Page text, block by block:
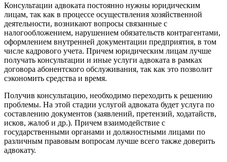
Консультации адвоката постоянно нужны юридическим
лицам, так как в процессе осуществления хозяйственной
деятельности, возникают вопросы связанные с
налогообложением, нарушением обязательств контрагентами,
оформлением внутренней документации предприятия, в том
числе кадрового учета. Причем юридическим лицам лучше
получать консультации и иные услуги адвоката в рамках
договора абонентского обслуживания, так как это позволит
сэкономить средства и время.
Получив консультацию, необходимо переходить к решению
проблемы. На этой стадии услугой адвоката будет услуга по
составлению документов (заявлений, претензий, ходатайств,
исков, жалоб и др.). Причем взаимодействие с
государственными органами и должностными лицами по
различным правовым вопросам лучше всего также доверить
адвокату.